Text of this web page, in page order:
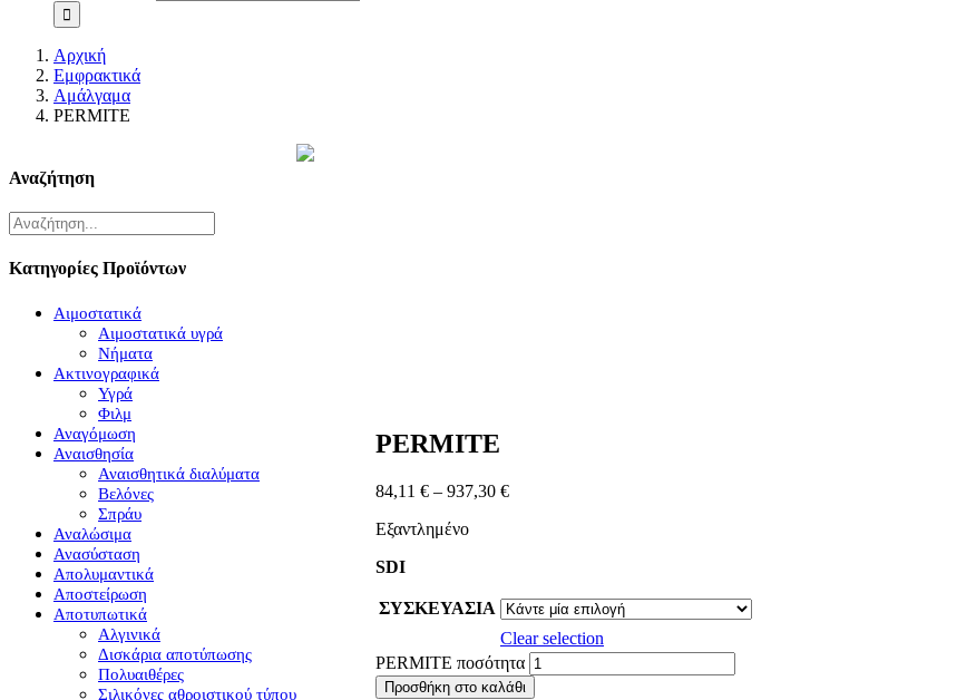
Αρχική
Εμφρακτικά
Αμάλγαμα
PERMITE
PERMITE
84,11 € – 937,30 €
Εξαντλημένο
SDI
ΣΥΣΚΕΥΑΣΙΑ
Clear selection
PERMITE ποσότητα
Προσθήκη στο καλάθι
Αναζήτηση
Κατηγορίες Προϊόντων
Αιμοστατικά
Αιμοστατικά υγρά
Νήματα
Ακτινογραφικά
Υγρά
Φιλμ
Αναγόμωση
Αναισθησία
Αναισθητικά διαλύματα
Βελόνες
Σπράυ
Αναλώσιμα
Ανασύσταση
Απολυμαντικά
Αποστείρωση
Αποτυπωτικά
Αλγινικά
Δισκάρια αποτύπωσης
Πολυαιθέρες
Σιλικόνες αθροιστικού τύπου